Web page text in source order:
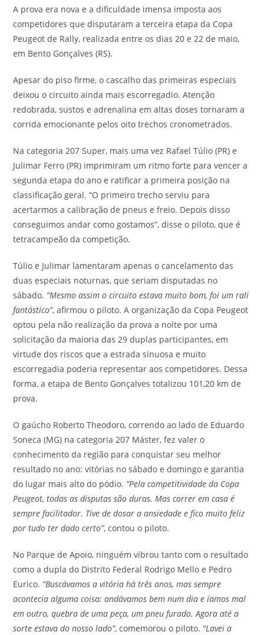
A prova era nova e a dificuldade imensa imposta aos
competidores que disputaram a terceira etapa da Copa
Peugeot de Rally, realizada entre os dias 20 e 22 de maio,
em Bento Gonçalves (RS).
Apesar do piso firme, o cascalho das primeiras especiais
deixou o circuito ainda mais escorregadio. Atenção
redobrada, sustos e adrenalina em altas doses tornaram a
corrida emocionante pelos oito trechos cronometrados.
Na categoria 207 Super, mais uma vez Rafael Túlio (PR) e
Julimar Ferro (PR) imprimiram um ritmo forte para vencer a
segunda etapa do ano e ratificar a primeira posição na
classificação geral. “O primeiro trecho serviu para
acertarmos a calibração de pneus e freio. Depois disso
conseguimos andar como gostamos”, disse o piloto, que é
tetracampeão da competição.
Túlio e Julimar lamentaram apenas o cancelamento das
duas especiais noturnas, que seriam disputadas no
sábado. “Mesmo assim o circuito estava muito bom, foi um rali
fantástico”, afirmou o piloto. A organização da Copa Peugeot
optou pela não realização da prova a noite por uma
solicitação da maioria das 29 duplas participantes, em
virtude dos riscos que a estrada sinuosa e muito
escorregadia poderia representar aos competidores. Dessa
forma, a etapa de Bento Gonçalves totalizou 101,20 km de
prova.
O gaúcho Roberto Theodoro, correndo ao lado de Eduardo
Soneca (MG) na categoria 207 Máster, fez valer o
conhecimento da região para conquistar seu melhor
resultado no ano: vitórias no sábado e domingo e garantia
do lugar mais alto do pódio. “Pela competitividade da Copa
Peugeot, todas as disputas são duras. Mas correr em casa é
sempre facilitador. Tive de dosar a ansiedade e fico muito feliz
por tudo ter dado certo”, contou o piloto.
No Parque de Apoio, ninguém vibrou tanto com o resultado
como a dupla do Distrito Federal Rodrigo Mello e Pedro
Eurico. “Buscávamos a vitória há três anos, mas sempre
acontecia alguma coisa: andávamos bem num dia e íamos mal
em outro, quebra de uma peça, um pneu furado. Agora até a
sorte estava do nosso lado”, comemorou o piloto. “Lavei a